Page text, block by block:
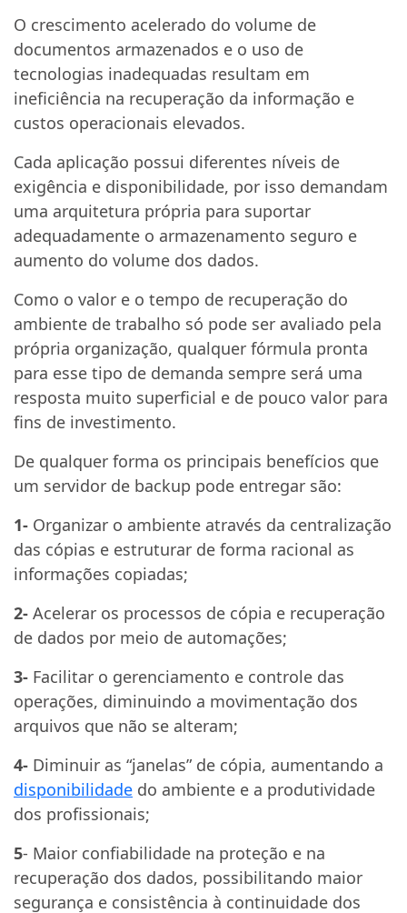
O crescimento acelerado do volume de
documentos armazenados e o uso de
tecnologias inadequadas resultam em
ineficiência na recuperação da informação e
custos operacionais elevados.
Cada aplicação possui diferentes níveis de
exigência e disponibilidade, por isso demandam
uma arquitetura própria para suportar
adequadamente o armazenamento seguro e
aumento do volume dos dados.
Como o valor e o tempo de recuperação do
ambiente de trabalho só pode ser avaliado pela
própria organização, qualquer fórmula pronta
para esse tipo de demanda sempre será uma
resposta muito superficial e de pouco valor para
fins de investimento.
De qualquer forma os principais benefícios que
um servidor de backup pode entregar são:
1- Organizar o ambiente através da centralização
das cópias e estruturar de forma racional as
informações copiadas;
2- Acelerar os processos de cópia e recuperação
de dados por meio de automações;
3- Facilitar o gerenciamento e controle das
operações, diminuindo a movimentação dos
arquivos que não se alteram;
4- Diminuir as “janelas” de cópia, aumentando a
disponibilidade do ambiente e a produtividade
dos profissionais;
5- Maior confiabilidade na proteção e na
recuperação dos dados, possibilitando maior
segurança e consistência à continuidade dos